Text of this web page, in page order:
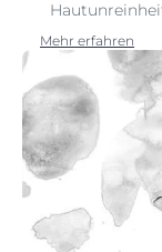
Mehr erfahren